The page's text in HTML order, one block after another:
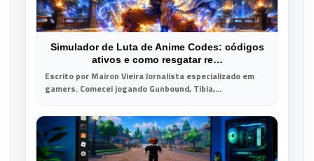
Simulador de Luta de Anime Codes: códigos
ativos e como resgatar re…
Escrito por Mairon Vieira Jornalista especializado em
gamers. Comecei jogando Gunbound, Tibia,...